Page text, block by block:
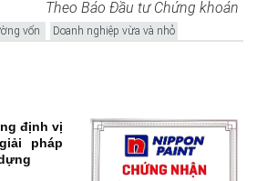
Theo Báo Đầu tư Chứng khoán
vốn Doanh nghiệp vừa và nhỏ
định vị
pháp